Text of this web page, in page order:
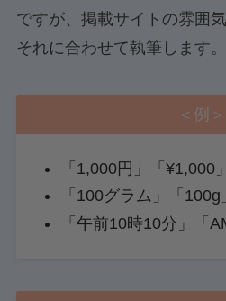
ですが、掲載サイトの雰囲
それに合わせて執筆します。
＜例＞
「1,000円」「¥1,000」
「100グラム」「100g
「午前10時10分」「